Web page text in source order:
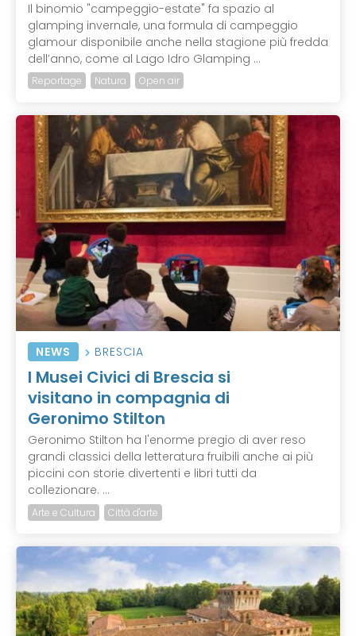
Il binomio "campeggio-estate" fa spazio al
glamping invernale, una formula di campeggio
glamour disponibile anche nella stagione più fredda
dell’anno, come al Lago Idro Glamping ...
Reportage Natura Open air
NEWS BRESCIA
I Musei Civici di Brescia si
visitano in compagnia di
Geronimo Stilton
Geronimo Stilton ha l'enorme pregio di aver reso
grandi classici della letteratura fruibili anche ai più
piccini con storie divertenti e libri tutti da
collezionare. ...
Arte e Cultura Città d'arte